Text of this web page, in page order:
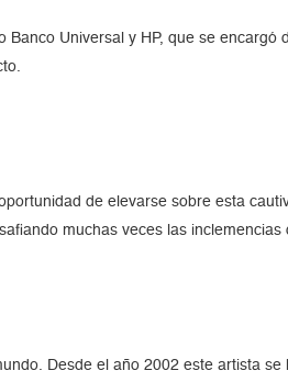
Banco Universal y HP, que se encargó
de elevarse sobre esta
muchas veces las inclemencias
Desde el año 2002 este artista se